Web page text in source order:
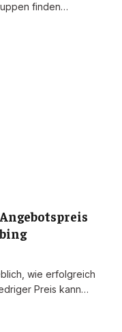
finden…
wie erfolgreich
Preis kann…